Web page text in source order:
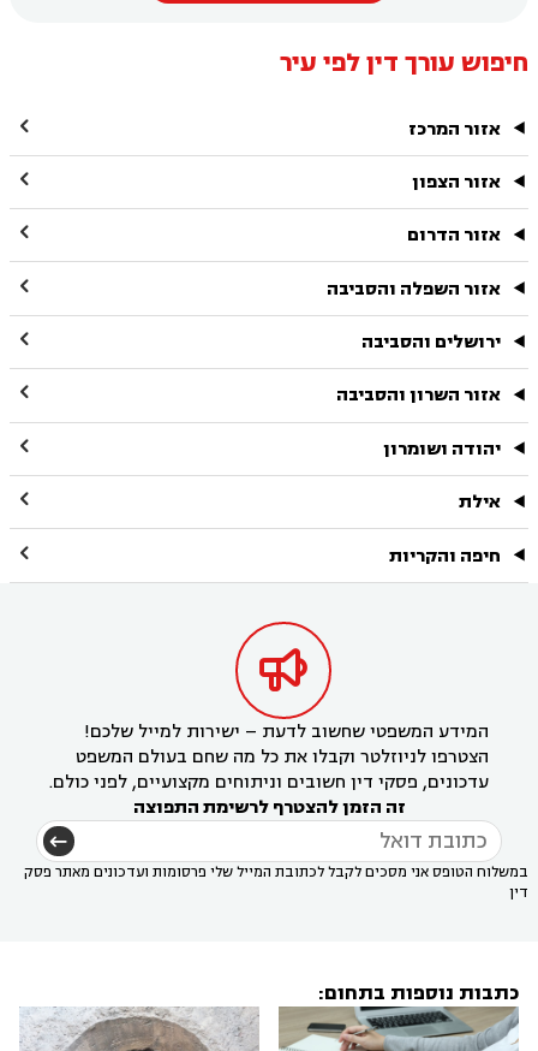
חיפוש עורך דין לפי עיר
אזור המרכז 
אזור הצפון 
אזור הדרום 
אזור השפלה והסביבה 
ירושלים והסביבה 
אזור השרון והסביבה 
יהודה ושומרון 
אילת 
חיפה והקריות 

המידע המשפטי שחשוב לדעת – ישירות למייל שלכם!
הצטרפו לניוזלטר וקבלו את כל מה שחם בעולם המשפט
עדכונים, פסקי דין חשובים וניתוחים מקצועיים, לפני כולם.
זה הזמן להצטרף לרשימת התפוצה
במשלוח הטופס אני מסכים לקבל לכתובת המייל שלי פרסומות ועדכונים מאתר פסק
דין
כתבות נוספות בתחום: